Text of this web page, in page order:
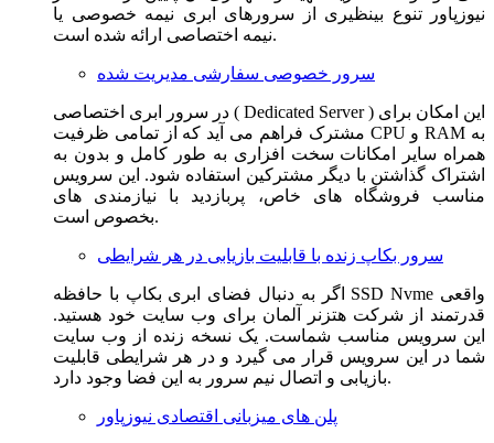
نیوزپاور تنوع بینظیری از سرورهای ابری نیمه خصوصی یا
نیمه اختصاصی ارائه شده است.
سرور خصوصی سفارشی مدیریت شده
در سرور ابری اختصاصی ( Dedicated Server ) این امکان برای
مشترک فراهم می آید که از تمامی ظرفیت CPU و RAM به
همراه سایر امکانات سخت افزاری به طور کامل و بدون به
اشتراک گذاشتن با دیگر مشترکین استفاده شود. این سرویس
مناسب فروشگاه های خاص، پربازدید با نیازمندی های
بخصوص است.
سرور بکاپ زنده با قابلیت بازیابی در هر شرایطی
اگر به دنبال فضای ابری بکاپ با حافظه SSD Nvme واقعی
قدرتمند از شرکت هتزنر آلمان برای وب سایت خود هستید.
این سرویس مناسب شماست. یک نسخه زنده از وب سایت
شما در این سرویس قرار می گیرد و در هر شرایطی قابلیت
بازیابی و اتصال نیم سرور به این فضا وجود دارد.
پلن های میزبانی اقتصادی نیوزپاور